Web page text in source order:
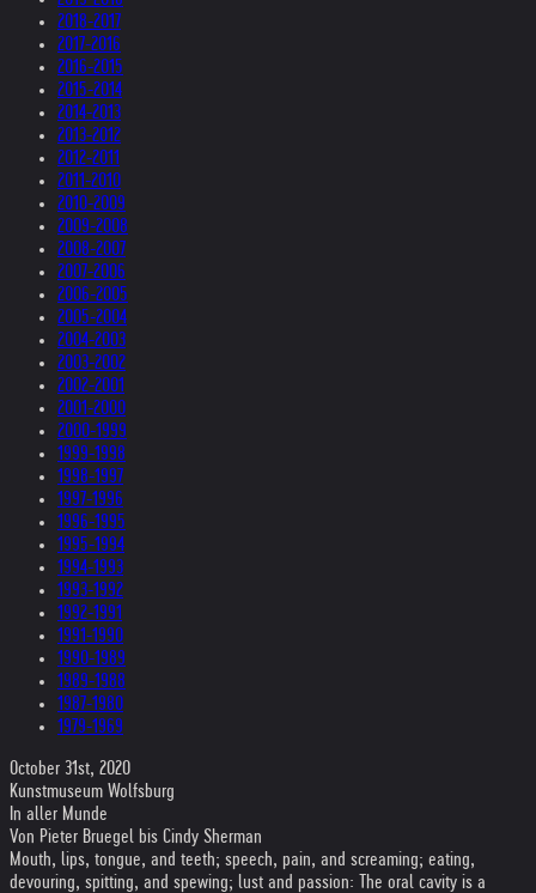
2018-2017
2017-2016
2016-2015
2015-2014
2014-2013
2013-2012
2012-2011
2011-2010
2010-2009
2009-2008
2008-2007
2007-2006
2006-2005
2005-2004
2004-2003
2003-2002
2002-2001
2001-2000
2000-1999
1999-1998
1998-1997
1997-1996
1996-1995
1995-1994
1994-1993
1993-1992
1992-1991
1991-1990
1990-1989
1989-1988
1987-1980
1979-1969
October 31st, 2020
Kunstmuseum Wolfsburg
In aller Munde
Von Pieter Bruegel bis Cindy Sherman
Mouth, lips, tongue, and teeth; speech, pain, and screaming; eating,
devouring, spitting, and spewing; lust and passion: The oral cavity is a